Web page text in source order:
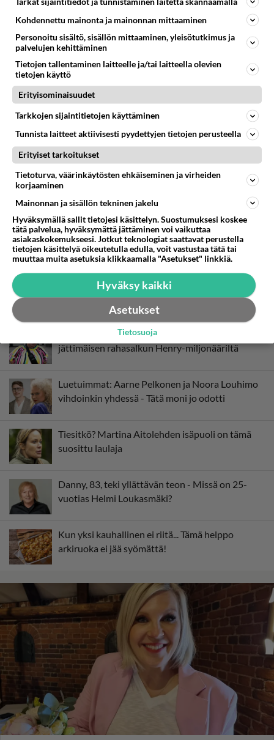
"Ai kauhee..."
Maajussi-Kalle etsii kumppania Maajussille morsian -realityssä.
Matkailuauto, sotkuinen sänky... Maajussi-
Kalle hämmentää nukkumisjärjestelyillä:
"Ei taida olla..."
Ison maatilan omistaja maajussi-Kalle on kutsunut kolme
morsioehdokasta vieraakseen.
Luetuimmat
Muistatko? Kädestä suuhun elävä Satu sai
jättimäisen rahasalkun Henry-miljonääriltä
Luetuimmat: Aarne Pelkonen ja Noora Louhimo
vihdoinkin yhdessä - Tätä moni jo odotti
Tiesitkö? Martina Aitolehden isäpuoli on tämä
suosittu laulaja
Danny, 83, teki yllättävän teon - Missä on 25-
vuotias Helmi Loukasmäki?
Kun yksi kauhallinen ei riitä... Tämä helppo
arkiruoka ei jää syömättä!
Kohdennettu mainonta ja mainonnan mittaaminen
Personoitu sisältö, sisällön mittaaminen, yleisötutkimus ja
palvelujen kehittäminen
Tietojen tallentaminen laitteelle ja/tai laitteella olevien
tietojen käyttö
Erityisominaisuudet
Tarkkojen sijaintitietojen käyttäminen
Tunnista laitteet aktiivisesti pyydettyjen tietojen perusteella
Erityiset tarkoitukset
Tietoturva, väärinkäytösten ehkäiseminen ja virheiden
korjaaminen
Mainonnan ja sisällön tekninen jakelu
Hyväksymällä sallit tietojesi käsittelyn. Suostumuksesi koskee
tätä palvelua, hyväksymättä jättäminen voi vaikuttaa
asiakaskokemukseesi. Jotkut teknologiat saattavat perustella
tietojen käsittelyä oikeutetulla edulla, voit vastustaa tätä tai
muuttaa muita asetuksia klikkaamalla "Asetukset" linkkiä.
Hyväksy kaikki
Asetukset
Tietosuoja